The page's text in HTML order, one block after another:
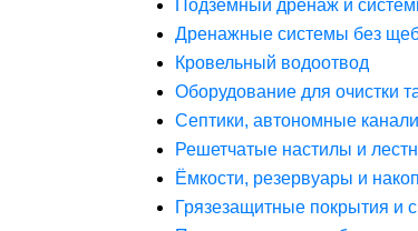
Подземный дренаж и
Дренажные системы без
Кровельный водоотвод
Оборудование для очистки
Септики, автономные
Решетчатые настилы и
Ёмкости, резервуары и
Грязезащитные покрытия и